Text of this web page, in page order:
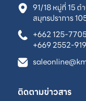
91/18 หมู่ที่ 15 ต
สมุทรปราการ
+662 125-
+669 2552-
ติดตามข่าวสาร